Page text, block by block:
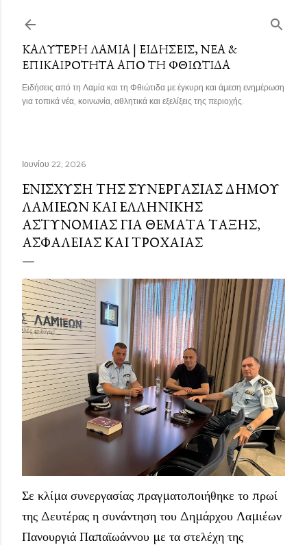
ΚΑΛΎΤΕΡΗ ΛΑΜΊΑ | ΕΙΔΉΣΕΙΣ, ΝΈΑ &
ΕΠΙΚΑΙΡΌΤΗΤΑ ΑΠΌ ΤΗ ΦΘΙΏΤΙΔΑ
Ειδήσεις από τη Λαμία και τη Φθιώτιδα με έγκυρη και άμεση ενημέρωση
για τοπικά νέα, κοινωνία, αθλητικά και εξελίξεις της περιοχής.
Ιουνίου 22, 2026
ΕΝΊΣΧΥΣΗ ΤΗΣ ΣΥΝΕΡΓΑΣΊΑΣ ΔΉΜΟΥ
ΛΑΜΙΈΩΝ ΚΑΙ ΕΛΛΗΝΙΚΉΣ
ΑΣΤΥΝΟΜΊΑΣ ΓΙΑ ΘΈΜΑΤΑ ΤΆΞΗΣ,
ΑΣΦΆΛΕΙΑΣ ΚΑΙ ΤΡΟΧΑΊΑΣ
Σε κλίμα συνεργασίας πραγματοποιήθηκε το πρωί
της Δευτέρας η συνάντηση του Δημάρχου Λαμιέων
Πανουργιά Παπαϊωάννου με τα στελέχη της